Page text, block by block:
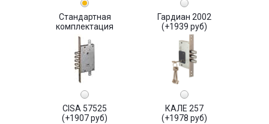
Стандартная
комплектация
Гардиан 2002
(+1939 руб)
CISA 57525
(+1907 руб)
КАЛЕ 257
(+1978 руб)